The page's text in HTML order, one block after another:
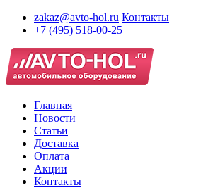
zakaz@avto-hol.ru Контакты
+7 (495) 518-00-25
Главная
Новости
Статьи
Доставка
Оплата
Акции
Контакты